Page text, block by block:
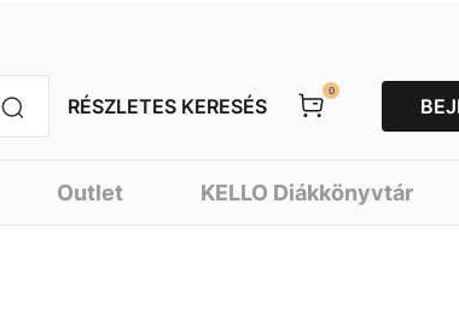
RÉSZLETES KERESÉS
0
Outlet KELLO Diákkönyvtár